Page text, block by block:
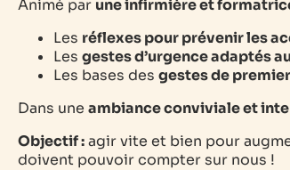
Animé par une infirmière et
Les réflexes pour prévenir les
Les gestes d’urgence adaptés
Les bases des gestes de
Dans une ambiance conviviale et
Objectif :agir vite et bien pour
doivent pouvoir compter sur nous !